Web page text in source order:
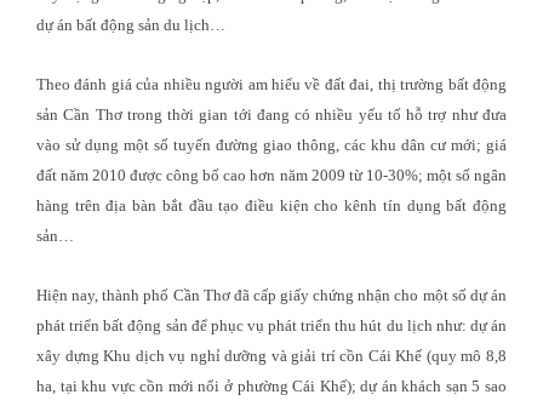
dự án bất động sản du lịch…
Theo đánh giá của nhiều người am hiểu về đất đai, thị trường bất động
sản Cần Thơ trong thời gian tới đang có nhiều yếu tố hỗ trợ như đưa
vào sử dụng một số tuyến đường giao thông, các khu dân cư mới; giá
đất năm 2010 được công bố cao hơn năm 2009 từ 10-30%; một số ngân
hàng trên địa bàn bắt đầu tạo điều kiện cho kênh tín dụng bất động
sản…
Hiện nay, thành phố Cần Thơ đã cấp giấy chứng nhận cho một số dự án
phát triển bất động sản để phục vụ phát triển thu hút du lịch như: dự án
xây dựng Khu dịch vụ nghỉ dưỡng và giải trí cồn Cái Khế (quy mô 8,8
ha, tại khu vực cồn mới nổi ở phường Cái Khế); dự án khách sạn 5 sao